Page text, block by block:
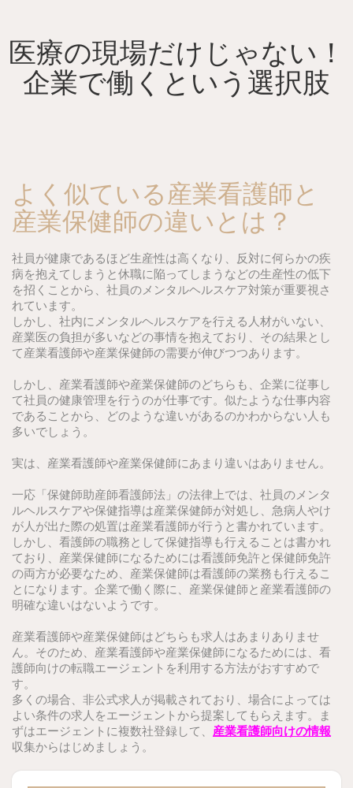
content
医療の現場だけじゃない！
企業で働くという選択肢
よく似ている産業看護師と
産業保健師の違いとは？
社員が健康であるほど生産性は高くなり、反対に何らかの疾
病を抱えてしまうと休職に陥ってしまうなどの生産性の低下
を招くことから、社員のメンタルヘルスケア対策が重要視さ
れています。
しかし、社内にメンタルヘルスケアを行える人材がいない、
産業医の負担が多いなどの事情を抱えており、その結果とし
て産業看護師や産業保健師の需要が伸びつつあります。
しかし、産業看護師や産業保健師のどちらも、企業に従事し
て社員の健康管理を行うのが仕事です。似たような仕事内容
であることから、どのような違いがあるのかわからない人も
多いでしょう。
実は、産業看護師や産業保健師にあまり違いはありません。
一応「保健師助産師看護師法」の法律上では、社員のメンタ
ルヘルスケアや保健指導は産業保健師が対処し、急病人やけ
が人が出た際の処置は産業看護師が行うと書かれています。
しかし、看護師の職務として保健指導も行えることは書かれ
ており、産業保健師になるためには看護師免許と保健師免許
の両方が必要なため、産業保健師は看護師の業務も行えるこ
とになります。企業で働く際に、産業保健師と産業看護師の
明確な違いはないようです。
産業看護師や産業保健師はどちらも求人はあまりありませ
ん。そのため、産業看護師や産業保健師になるためには、看
護師向けの転職エージェントを利用する方法がおすすめで
す。
多くの場合、非公式求人が掲載されており、場合によっては
よい条件の求人をエージェントから提案してもらえます。ま
ずはエージェントに複数社登録して、 産業看護師向けの情報
収集からはじめましょう。